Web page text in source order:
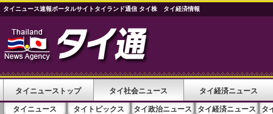
タイニュース速報ポータルサイトタイランド通信 タイ株 タイ経済情報
タイニューストップ タイ社会ニュース タイ経済ニュース
タイニュース タイトピックス タイ政治ニュース タイ経済ニュース タ